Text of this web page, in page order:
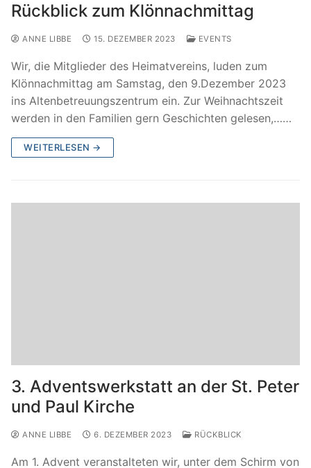
Rückblick zum Klönnachmittag
ANNE LIBBE 15. DEZEMBER 2023 EVENTS
Wir, die Mitglieder des Heimatvereins, luden zum
Klönnachmittag am Samstag, den 9.Dezember 2023
ins Altenbetreuungszentrum ein. Zur Weihnachtszeit
werden in den Familien gern Geschichten gelesen,……
WEITERLESEN →
3. Adventswerkstatt an der St. Peter
und Paul Kirche
ANNE LIBBE 6. DEZEMBER 2023 RÜCKBLICK
Am 1. Advent veranstalteten wir, unter dem Schirm von